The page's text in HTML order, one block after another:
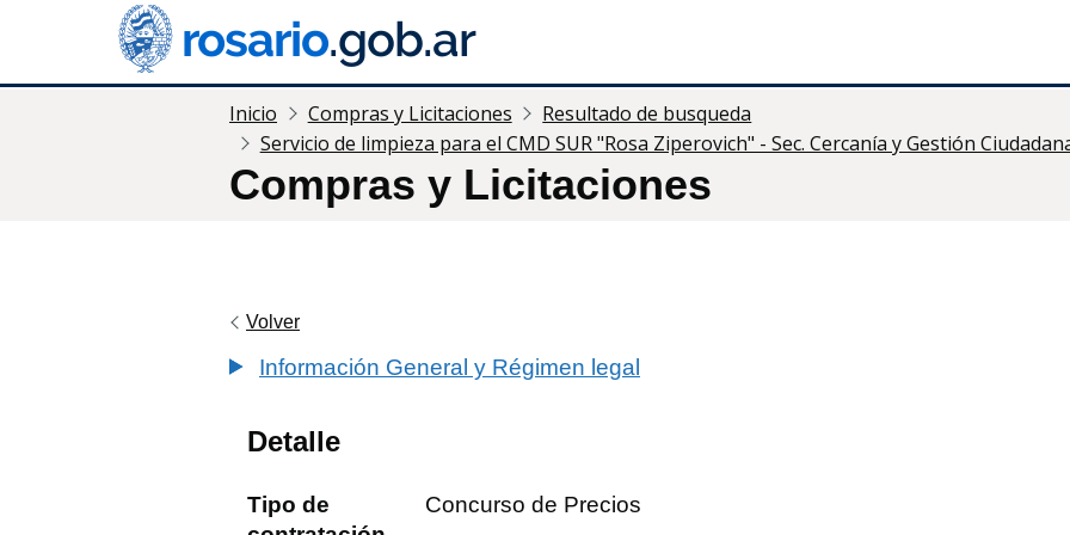
Inicio Compras y Licitaciones
Resultado de busqueda
Servicio de limpieza para el CMD SUR "Rosa Ziperovich" - Sec. Cercanía y Gestión
Compras y Licitaciones
Volver
Información General y Régimen legal
Detalle
Tipo de
Concurso de Precios